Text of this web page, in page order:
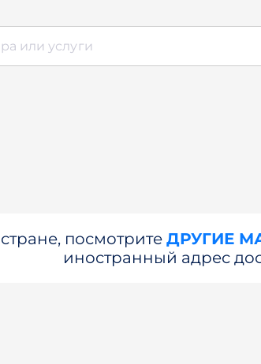
посмотрите ДРУГИЕ
иностранный адрес